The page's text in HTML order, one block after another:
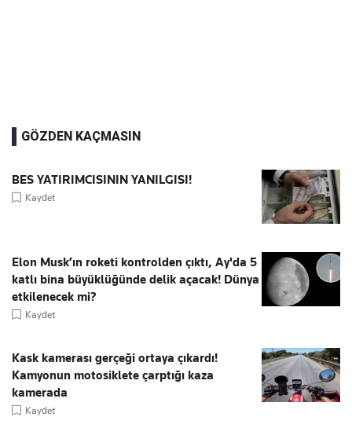
GÖZDEN KAÇMASIN
BES YATIRIMCISININ YANILGISI!
Kaydet
Elon Musk’ın roketi kontrolden çıktı, Ay'da 5
katlı bina büyüklüğünde delik açacak! Dünya
etkilenecek mi?
Kaydet
Kask kamerası gerçeği ortaya çıkardı!
Kamyonun motosiklete çarptığı kaza
kamerada
Kaydet